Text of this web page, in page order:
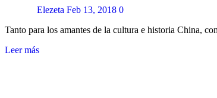
Elezeta Feb 13, 2018 0
Tanto para los amantes de la cultura e historia China,
Leer más